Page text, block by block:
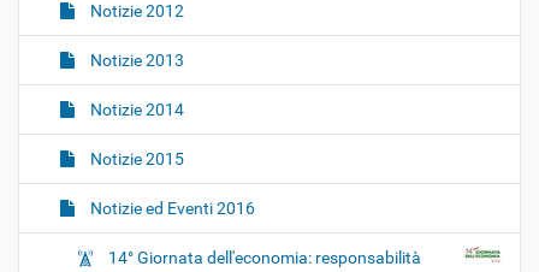
Notizie 2012
Notizie 2013
Notizie 2014
Notizie 2015
Notizie ed Eventi 2016
14° Giornata dell'economia: responsabilità